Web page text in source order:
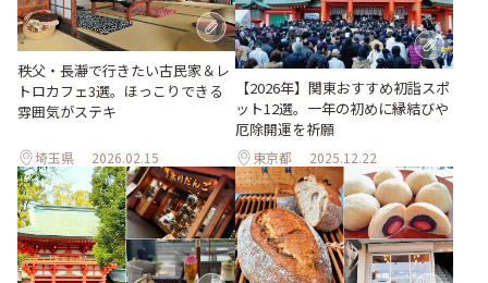
秩父・長瀞で行きたい古民家＆レ
トロカフェ3選。ほっこりできる
雰囲気がステキ
埼玉県 2026.02.15
【2026年】関東おすすめ初詣スポ
ット12選。一年の初めに縁結びや
厄除開運を祈願
東京都 2025.12.22